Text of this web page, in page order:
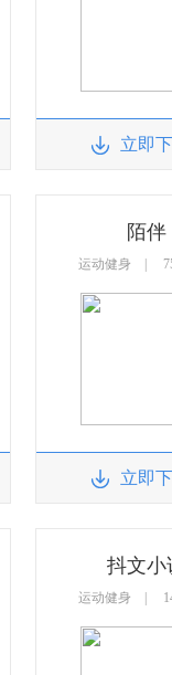
立即
陌伴
运动健身 |
立即
抖文小
运动健身 |